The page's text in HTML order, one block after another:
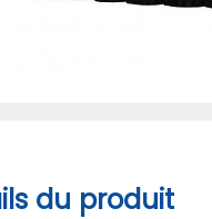
du produit